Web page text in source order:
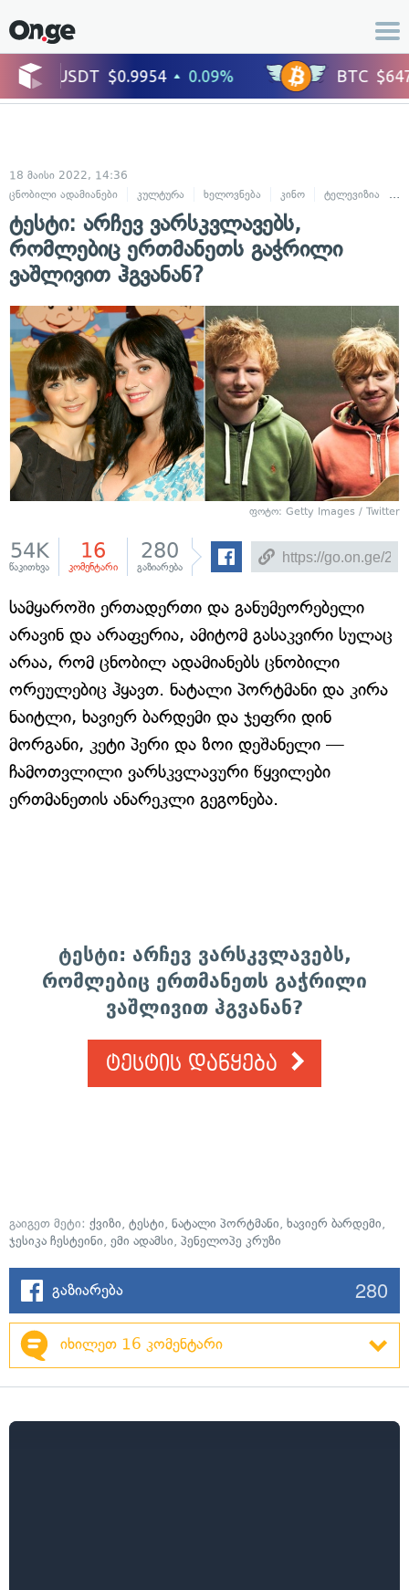
18 მაისი 2022, 14:36
ცნობილი ადამიანები
კულტურა ხელოვნება კინო ტელევიზია
ტესტი: არჩევ ვარსკვლავებს,
რომლებიც ერთმანეთს გაჭრილი
ვაშლივით ჰგვანან?
ფოტო: Getty Images / Twitter
54K
წაკითხვა
16
კომენტარი
280
გაზიარება
სამყაროში ერთადერთი და განუმეორებელი
არავინ და არაფერია, ამიტომ გასაკვირი სულაც
არაა, რომ ცნობილ ადამიანებს ცნობილი
ორეულებიც ჰყავთ. ნატალი პორტმანი და კირა
ნაიტლი, ხავიერ ბარდემი და ჯეფრი დინ
მორგანი, კეტი პერი და ზოი დეშანელი —
ჩამოთვლილი ვარსკვლავური წყვილები
ერთმანეთის ანარეკლი გეგონება.
ტესტი: არჩევ ვარსკვლავებს,
რომლებიც ერთმანეთს გაჭრილი
ვაშლივით ჰგვანან?
ტესტის დაწყება
გაიგეთ მეტი: ქვიზი, ტესტი, ნატალი პორტმანი, ხავიერ ბარდემი,
ჯესიკა ჩესტეინი, ემი ადამსი, პენელოპე კრუზი
გაზიარება 280
იხილეთ 16 კომენტარი